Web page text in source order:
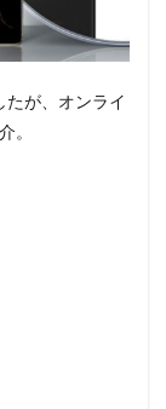
が、オンライ
。